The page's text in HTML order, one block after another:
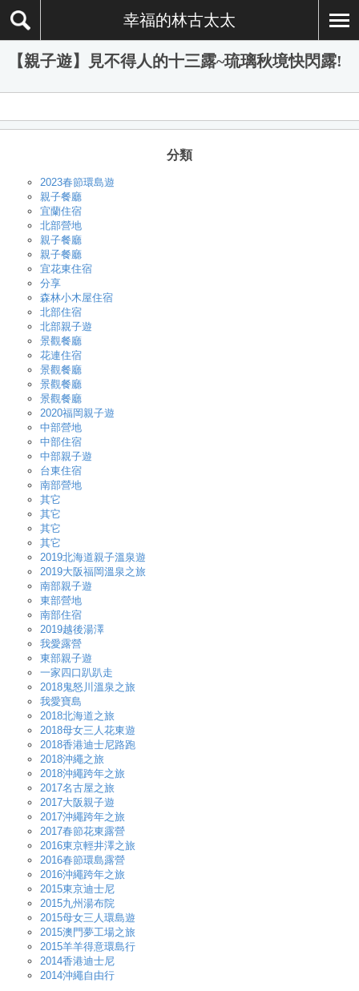
幸福的林古太太
【親子遊】見不得人的十三露~琉璃秋境快閃露!
分類
2023春節環島遊
親子餐廳
宜蘭住宿
北部營地
親子餐廳
親子餐廳
宜花東住宿
分享
森林小木屋住宿
北部住宿
北部親子遊
景觀餐廳
花連住宿
景觀餐廳
景觀餐廳
景觀餐廳
2020福岡親子遊
中部營地
中部住宿
中部親子遊
台東住宿
南部營地
其它
其它
其它
其它
2019北海道親子溫泉遊
2019大阪福岡溫泉之旅
南部親子遊
東部營地
南部住宿
2019越後湯澤
我愛露營
東部親子遊
一家四口趴趴走
2018鬼怒川溫泉之旅
我愛寶島
2018北海道之旅
2018母女三人花東遊
2018香港迪士尼路跑
2018沖繩之旅
2018沖繩跨年之旅
2017名古屋之旅
2017大阪親子遊
2017沖繩跨年之旅
2017春節花東露營
2016東京輕井澤之旅
2016春節環島露營
2016沖繩跨年之旅
2015東京迪士尼
2015九州湯布院
2015母女三人環島遊
2015澳門夢工場之旅
2015羊羊得意環島行
2014香港迪士尼
2014沖繩自由行